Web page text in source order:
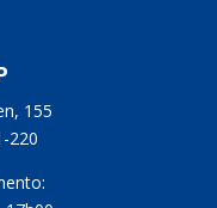
155
220